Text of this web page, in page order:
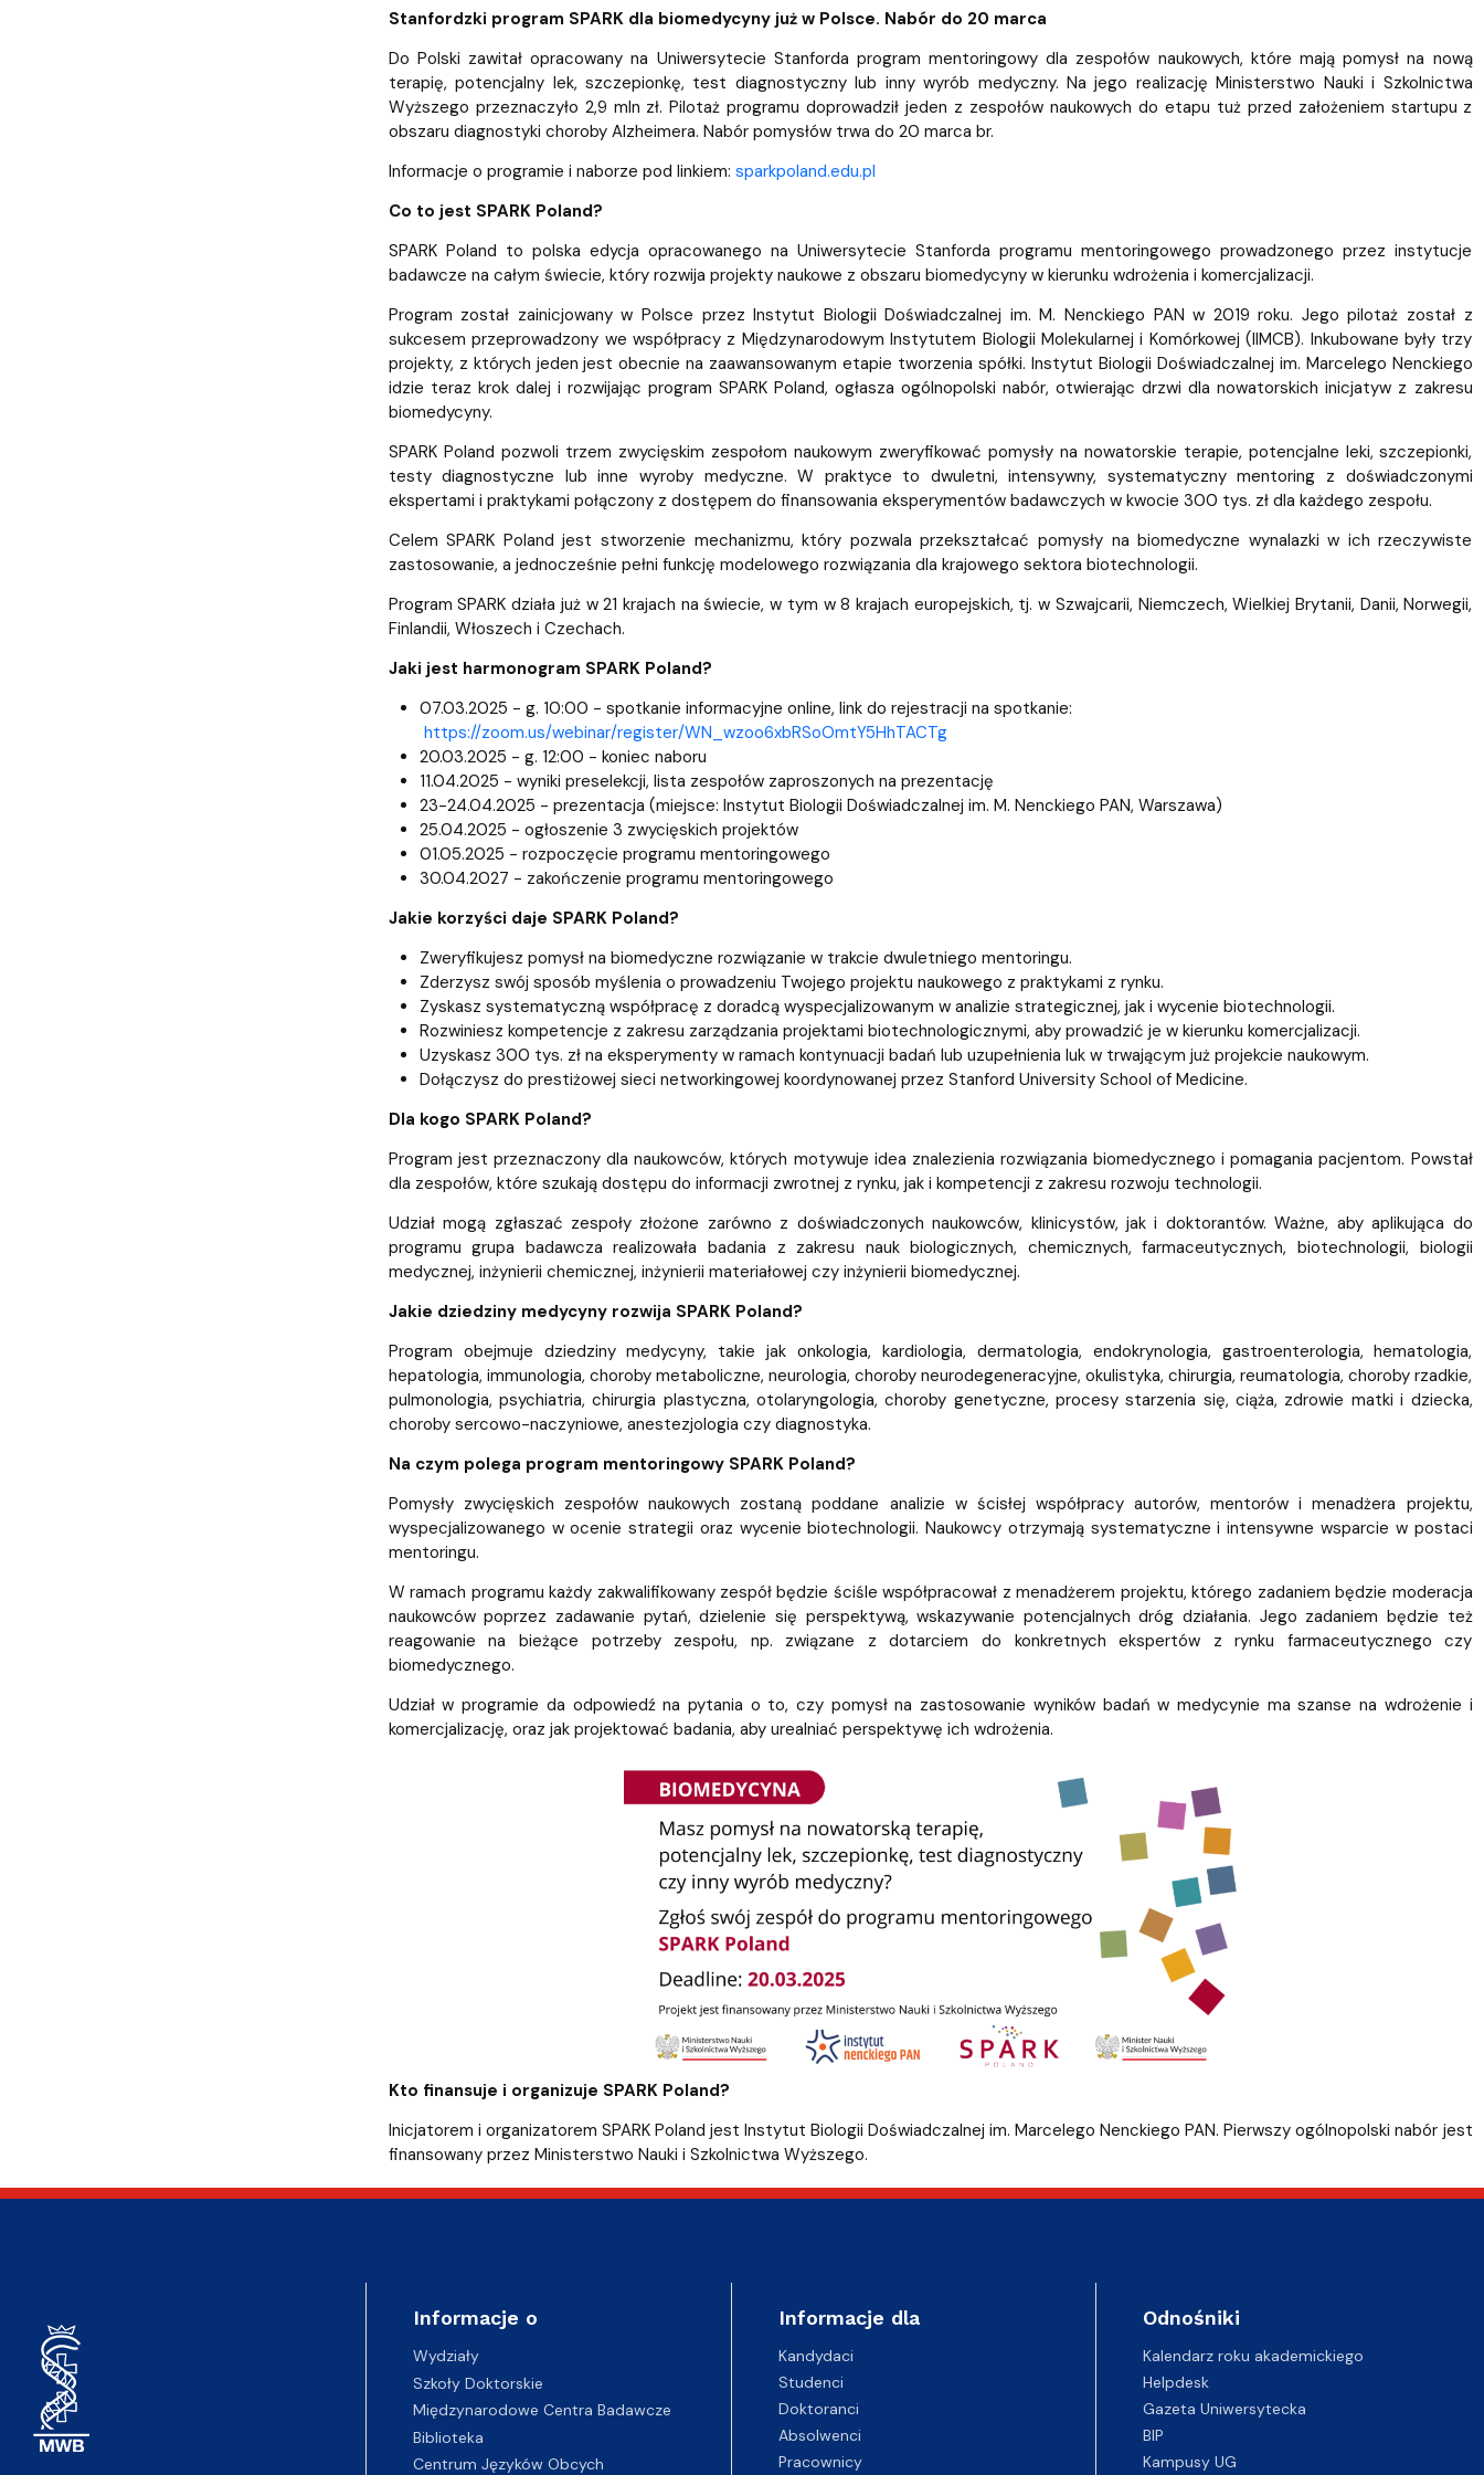
Stanfordzki program SPARK dla biomedycyny już w Polsce. Nabór do 20 marca
Do Polski zawitał opracowany na Uniwersytecie Stanforda program mentoringowy dla zespołów naukowych, które mają pomysł na nową
terapię, potencjalny lek, szczepionkę, test diagnostyczny lub inny wyrób medyczny. Na jego realizację Ministerstwo Nauki i Szkolnictwa
Wyższego przeznaczyło 2,9 mln zł. Pilotaż programu doprowadził jeden z zespołów naukowych do etapu tuż przed założeniem startupu z
obszaru diagnostyki choroby Alzheimera. Nabór pomysłów trwa do 20 marca br.
Informacje o programie i naborze pod linkiem: sparkpoland.edu.pl
Co to jest SPARK Poland?
SPARK Poland to polska edycja opracowanego na Uniwersytecie Stanforda programu mentoringowego prowadzonego przez instytucje
badawcze na całym świecie, który rozwija projekty naukowe z obszaru biomedycyny w kierunku wdrożenia i komercjalizacji.
Program został zainicjowany w Polsce przez Instytut Biologii Doświadczalnej im. M. Nenckiego PAN w 2019 roku. Jego pilotaż został z
sukcesem przeprowadzony we współpracy z Międzynarodowym Instytutem Biologii Molekularnej i Komórkowej (IIMCB). Inkubowane były trzy
projekty, z których jeden jest obecnie na zaawansowanym etapie tworzenia spółki. Instytut Biologii Doświadczalnej im. Marcelego Nenckiego
idzie teraz krok dalej i rozwijając program SPARK Poland, ogłasza ogólnopolski nabór, otwierając drzwi dla nowatorskich inicjatyw z zakresu
biomedycyny.
SPARK Poland pozwoli trzem zwycięskim zespołom naukowym zweryfikować pomysły na nowatorskie terapie, potencjalne leki, szczepionki,
testy diagnostyczne lub inne wyroby medyczne. W praktyce to dwuletni, intensywny, systematyczny mentoring z doświadczonymi
ekspertami i praktykami połączony z dostępem do finansowania eksperymentów badawczych w kwocie 300 tys. zł dla każdego zespołu.
Celem SPARK Poland jest stworzenie mechanizmu, który pozwala przekształcać pomysły na biomedyczne wynalazki w ich rzeczywiste
zastosowanie, a jednocześnie pełni funkcję modelowego rozwiązania dla krajowego sektora biotechnologii.
Program SPARK działa już w 21 krajach na świecie, w tym w 8 krajach europejskich, tj. w Szwajcarii, Niemczech, Wielkiej Brytanii, Danii, Norwegii,
Finlandii, Włoszech i Czechach.
Jaki jest harmonogram SPARK Poland?
07.03.2025 - g. 10:00 - spotkanie informacyjne online, link do rejestracji na spotkanie:
https://zoom.us/webinar/register/WN_wzoo6xbRSoOmtY5HhTACTg
20.03.2025 - g. 12:00 - koniec naboru
11.04.2025 - wyniki preselekcji, lista zespołów zaproszonych na prezentację
23-24.04.2025 - prezentacja (miejsce: Instytut Biologii Doświadczalnej im. M. Nenckiego PAN, Warszawa)
25.04.2025 - ogłoszenie 3 zwycięskich projektów
01.05.2025 - rozpoczęcie programu mentoringowego
30.04.2027 - zakończenie programu mentoringowego
Jakie korzyści daje SPARK Poland?
Zweryfikujesz pomysł na biomedyczne rozwiązanie w trakcie dwuletniego mentoringu.
Zderzysz swój sposób myślenia o prowadzeniu Twojego projektu naukowego z praktykami z rynku.
Zyskasz systematyczną współpracę z doradcą wyspecjalizowanym w analizie strategicznej, jak i wycenie biotechnologii.
Rozwiniesz kompetencje z zakresu zarządzania projektami biotechnologicznymi, aby prowadzić je w kierunku komercjalizacji.
Uzyskasz 300 tys. zł na eksperymenty w ramach kontynuacji badań lub uzupełnienia luk w trwającym już projekcie naukowym.
Dołączysz do prestiżowej sieci networkingowej koordynowanej przez Stanford University School of Medicine.
Dla kogo SPARK Poland?
Program jest przeznaczony dla naukowców, których motywuje idea znalezienia rozwiązania biomedycznego i pomagania pacjentom. Powstał
dla zespołów, które szukają dostępu do informacji zwrotnej z rynku, jak i kompetencji z zakresu rozwoju technologii.
Udział mogą zgłaszać zespoły złożone zarówno z doświadczonych naukowców, klinicystów, jak i doktorantów. Ważne, aby aplikująca do
programu grupa badawcza realizowała badania z zakresu nauk biologicznych, chemicznych, farmaceutycznych, biotechnologii, biologii
medycznej, inżynierii chemicznej, inżynierii materiałowej czy inżynierii biomedycznej.
Jakie dziedziny medycyny rozwija SPARK Poland?
Program obejmuje dziedziny medycyny, takie jak onkologia, kardiologia, dermatologia, endokrynologia, gastroenterologia, hematologia,
hepatologia, immunologia, choroby metaboliczne, neurologia, choroby neurodegeneracyjne, okulistyka, chirurgia, reumatologia, choroby rzadkie,
pulmonologia, psychiatria, chirurgia plastyczna, otolaryngologia, choroby genetyczne, procesy starzenia się, ciąża, zdrowie matki i dziecka,
choroby sercowo-naczyniowe, anestezjologia czy diagnostyka.
Na czym polega program mentoringowy SPARK Poland?
Pomysły zwycięskich zespołów naukowych zostaną poddane analizie w ścisłej współpracy autorów, mentorów i menadżera projektu,
wyspecjalizowanego w ocenie strategii oraz wycenie biotechnologii. Naukowcy otrzymają systematyczne i intensywne wsparcie w postaci
mentoringu.
W ramach programu każdy zakwalifikowany zespół będzie ściśle współpracował z menadżerem projektu, którego zadaniem będzie moderacja
naukowców poprzez zadawanie pytań, dzielenie się perspektywą, wskazywanie potencjalnych dróg działania. Jego zadaniem będzie też
reagowanie na bieżące potrzeby zespołu, np. związane z dotarciem do konkretnych ekspertów z rynku farmaceutycznego czy
biomedycznego.
Udział w programie da odpowiedź na pytania o to, czy pomysł na zastosowanie wyników badań w medycynie ma szanse na wdrożenie i
komercjalizację, oraz jak projektować badania, aby urealniać perspektywę ich wdrożenia.
Kto finansuje i organizuje SPARK Poland?
Inicjatorem i organizatorem SPARK Poland jest Instytut Biologii Doświadczalnej im. Marcelego Nenckiego PAN. Pierwszy ogólnopolski nabór jest
finansowany przez Ministerstwo Nauki i Szkolnictwa Wyższego.
Informacje o
Wydziały
Szkoły Doktorskie
Międzynarodowe Centra Badawcze
Biblioteka
Centrum Języków Obcych
Informacje dla
Kandydaci
Studenci
Doktoranci
Absolwenci
Pracownicy
Odnośniki
Kalendarz roku akademickiego
Helpdesk
Gazeta Uniwersytecka
BIP
Kampusy UG